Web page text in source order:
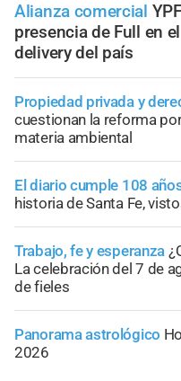
Alianza comercial
presencia de Full en
delivery del país
Propiedad privada y
cuestionan la reforma
materia ambiental
El diario cumple 108
historia de Santa Fe,
Trabajo, fe y esperanza
La celebración del 7 de
de fieles
Panorama astrológico
2026